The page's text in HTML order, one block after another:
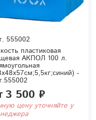
555002
пластиковая
АКПОЛ 100 л.
-
3 500 ₽
цену уточняйте у